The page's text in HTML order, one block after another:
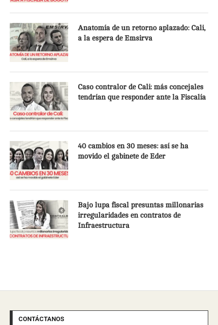
Anatomía de un retorno aplazado: Cali,
a la espera de Emsirva
Caso contralor de Cali: más concejales
tendrían que responder ante la Fiscalía
40 cambios en 30 meses: así se ha
movido el gabinete de Eder
Bajo lupa fiscal presuntas millonarias
irregularidades en contratos de
Infraestructura
CONTÁCTANOS